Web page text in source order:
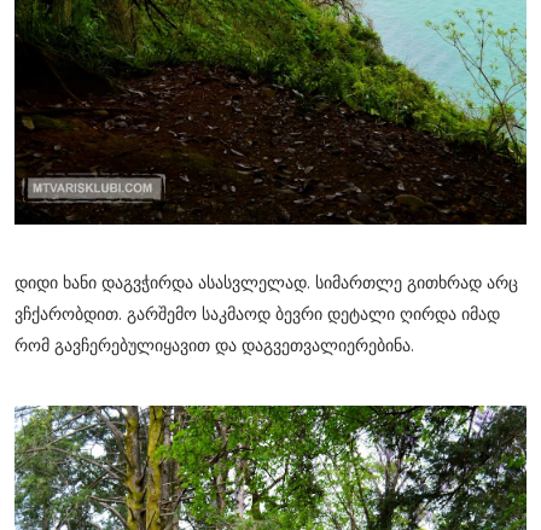
დიდი ხანი დაგვჭირდა ასასვლელად. სიმართლე გითხრად არც
ვჩქარობდით. გარშემო საკმაოდ ბევრი დეტალი ღირდა იმად
რომ გავჩერებულიყავით და დაგვეთვალიერებინა.